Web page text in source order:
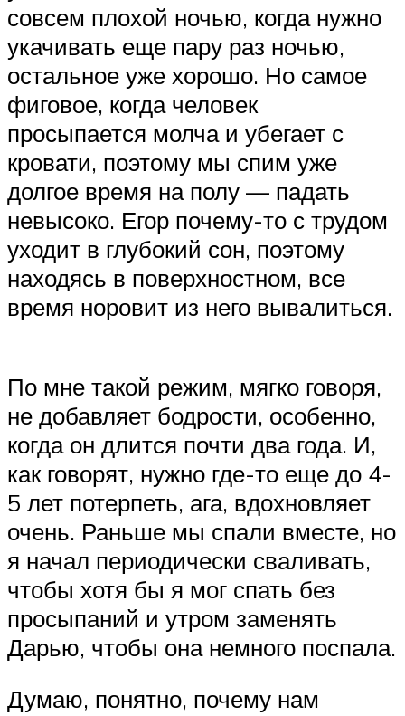
совсем плохой ночью, когда нужно
укачивать еще пару раз ночью,
остальное уже хорошо. Но самое
фиговое, когда человек
просыпается молча и убегает с
кровати, поэтому мы спим уже
долгое время на полу — падать
невысоко. Егор почему-то с трудом
уходит в глубокий сон, поэтому
находясь в поверхностном, все
время норовит из него вывалиться.
По мне такой режим, мягко говоря,
не добавляет бодрости, особенно,
когда он длится почти два года. И,
как говорят, нужно где-то еще до 4-
5 лет потерпеть, ага, вдохновляет
очень. Раньше мы спали вместе, но
я начал периодически сваливать,
чтобы хотя бы я мог спать без
просыпаний и утром заменять
Дарью, чтобы она немного поспала.
Думаю, понятно, почему нам